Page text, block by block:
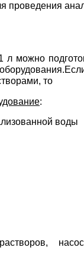
проведения
л можно
то
:
воды